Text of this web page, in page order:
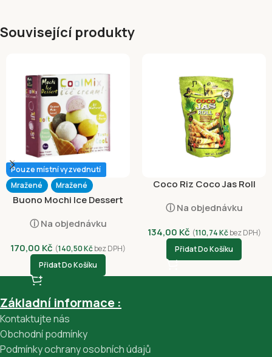
Související produkty
Pouze místní vyzvednutí
Mražené
Mražené
Buono Mochi Ice Dessert
ⓘ Na objednávku
170,00 Kč (140,50Kčbez DPH)
Přidat Do Košíku
Coco Riz Coco Jas Roll
ⓘ Na objednávku
134,00 Kč (110,74Kčbez DPH)
Přidat Do Košíku
Základní informace :
Kontaktujte nás
Obchodní podmínky
Podmínky ochrany osobních údajů